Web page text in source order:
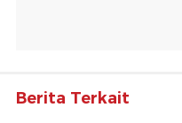
Berita Terkait